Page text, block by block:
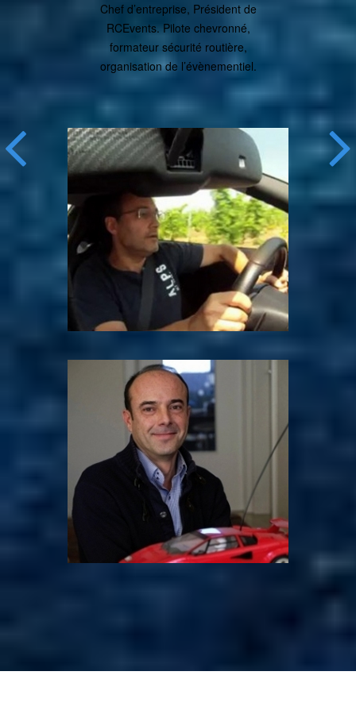
Chef d’entreprise, Président de
RCEvents. Pilote chevronné,
formateur sécurité routière,
organisation de l’évènementiel.